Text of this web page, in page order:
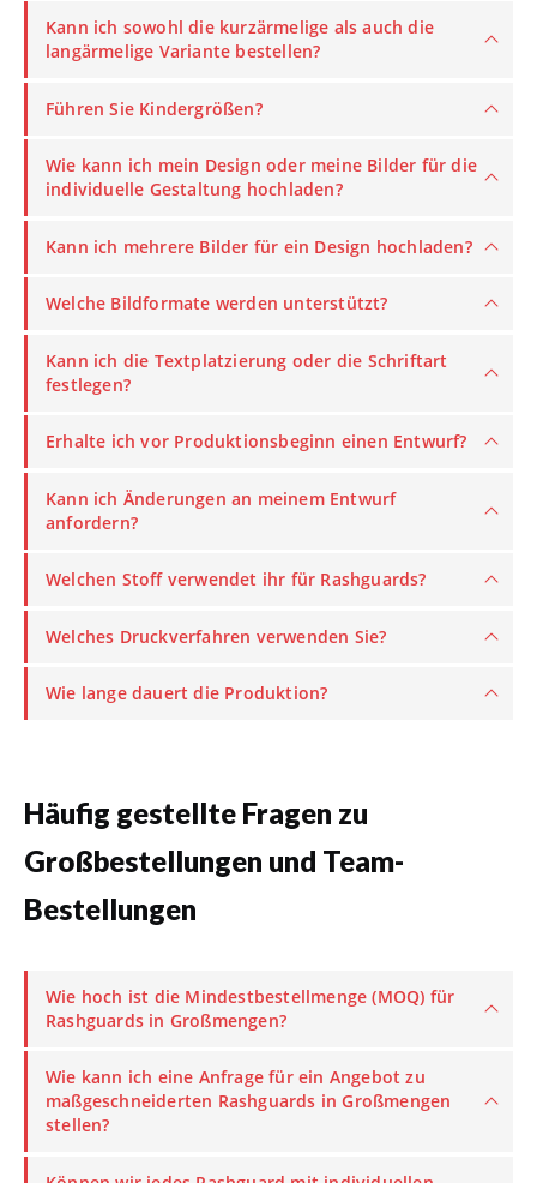
Kann ich sowohl die kurzärmelige als auch die
langärmelige Variante bestellen?
Führen Sie Kindergrößen?
Wie kann ich mein Design oder meine Bilder für die
individuelle Gestaltung hochladen?
Kann ich mehrere Bilder für ein Design hochladen?
Welche Bildformate werden unterstützt?
Kann ich die Textplatzierung oder die Schriftart
festlegen?
Erhalte ich vor Produktionsbeginn einen Entwurf?
Kann ich Änderungen an meinem Entwurf
anfordern?
Welchen Stoff verwendet ihr für Rashguards?
Welches Druckverfahren verwenden Sie?
Wie lange dauert die Produktion?
Häufig gestellte Fragen zu
Großbestellungen und Team-
Bestellungen
Wie hoch ist die Mindestbestellmenge (MOQ) für
Rashguards in Großmengen?
Wie kann ich eine Anfrage für ein Angebot zu
maßgeschneiderten Rashguards in Großmengen
stellen?